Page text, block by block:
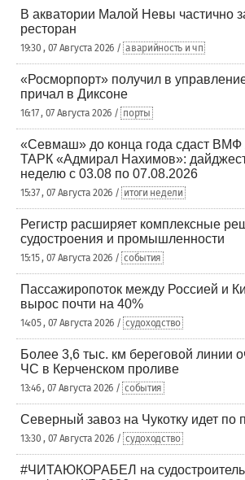
В акватории Малой Невы частично
ресторан
19:30 , 07 Августа 2026 / аварийность и чп
«Росморпорт» получил в
причал в Диксоне
16:17 , 07 Августа 2026 / порты
«Севмаш» до конца года сдаст
ТАРК «Адмирал Нахимов»:
неделю с 03.08 по 07.08.2026
15:37 , 07 Августа 2026 / итоги недели
Регистр расширяет комплексные
судостроения и промышленности
15:15 , 07 Августа 2026 / события
Пассажиропоток между Россией и
вырос почти на 40%
14:05 , 07 Августа 2026 / судоходство
Более 3,6 тыс. км береговой линии
ЧС в Керченском проливе
13:46 , 07 Августа 2026 / события
Северный завоз на Чукотку идет по
13:30 , 07 Августа 2026 / судоходство
#ЧИТАЮКОРАБЕЛ на